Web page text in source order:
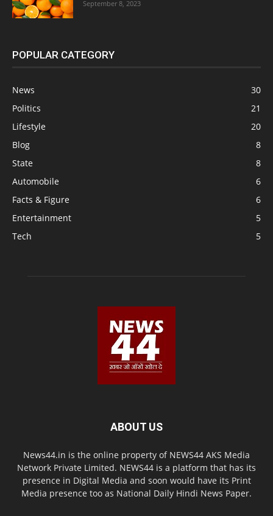
September 8, 2023
POPULAR CATEGORY
News
30
Politics
21
Lifestyle
20
Blog
8
State
8
Automobile
6
Facts & Figure
6
Entertainment
5
Tech
5
ABOUT US
News44.in is the online property of NEWS44 AKS Media
Network Private Limited. NEWS44 is a platform that has its
presence in Digital Media and soon would have its Print
Media presence too as National Daily Hindi News Paper.